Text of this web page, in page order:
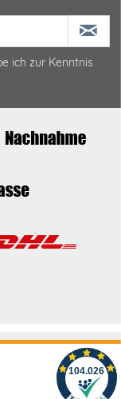
ich zur Kenntnis